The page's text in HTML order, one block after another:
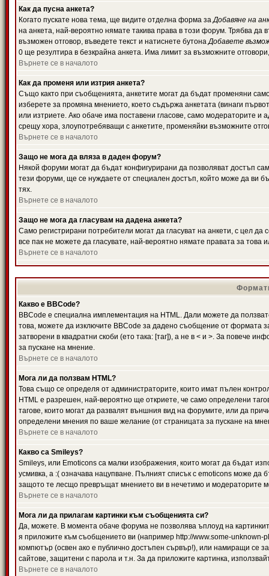
Как да пусна анкета?
Когато пускате нова тема, ще видите отделна форма заДобавяне на
на анкета, най-вероятно нямате такива права в този форум. Трябва да
възможен отговор, въведете текст и натиснете бутонаДобавете
0 ще резултира в безкрайна анкета. Има лимит за възможните
Върнете се в началото
Как да променя или изтрия анкета?
Също както при съобщенията, анкетите могат да бъдат променяни
изберете за промяна мнението, което съдържа анкетата (винаги
или изтриете. Ако обаче има поставени гласове, само модераторите и
срещу хора, злоупотребяващи с анкетите, променяйки възможните
Върнете се в началото
Защо не мога да вляза в даден форум?
Някой форуми могат да бъдат конфигурирани да позволяват достъп
тези форуми, ще се нуждаете от специален достъп, който може да ви
тях.
Върнете се в началото
Защо не мога да гласувам на дадена анкета?
Само регистрирани потребители могат да гласуват на анкети, с цел
все пак не можете да гласувате, най-вероятно нямате правата за това
Върнете се в началото
Какво е BBCode?
BBCode е специална имплементация на HTML. Дали можете да
това, можете да изключите BBCode за дадено съобщение от формата
затворени в квадратни скоби (ето така: [таг]), а не в < и >. За повече
за пускане на мнение.
Върнете се в началото
Мога ли да ползвам HTML?
Това също се определя от администраторите, които имат пълен
HTML е разрешен, най-вероятно ще откриете, че само определени
тагове, които могат да развалят външния вид на форумите, или да
определени мнения по ваше желание (от страницата за пускане на
Върнете се в началото
Какво са Smileys?
Smileys, или Emoticons са малки изображения, които могат да бъдат
усмивка, а :( означава нацупване. Пълният списък с emoticons може да
защото те лесщо превръщат мнението ви в нечетимо и модераторите
Върнете се в началото
Мога ли да прилагам картинки към съобщенията си?
Да, можете. В момента обаче форума не позволява ъплоуд на
я приложите към съобщението ви (например http://www.some-
компютър (освен ако е публично достъпен сървър!), или намиращи се
сайтове, защитени с парола и т.н. За да приложите картинка,
Върнете се в началото